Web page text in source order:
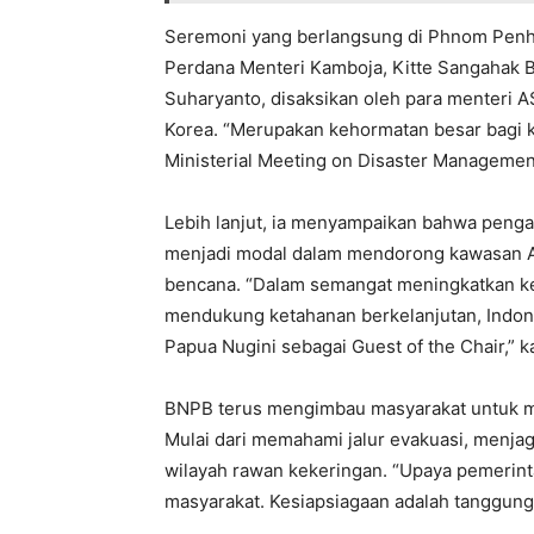
Seremoni yang berlangsung di Phnom
Perdana Menteri Kamboja, Kitte Sangahak
Suharyanto, disaksikan oleh para menteri
Korea. “Merupakan kehormatan besar bagi
Ministerial Meeting on Disaster
Lebih lanjut, ia menyampaikan bahwa
menjadi modal dalam mendorong
bencana. “Dalam semangat meningkatkan
mendukung ketahanan berkelanjutan,
Papua Nugini sebagai Guest of the Chair,”
BNPB terus mengimbau masyarakat untuk
Mulai dari memahami jalur evakuasi,
wilayah rawan kekeringan. “Upaya
masyarakat. Kesiapsiagaan adalah